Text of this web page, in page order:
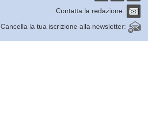
Contatta la redazione:
Cancella la tua iscrizione alla newsletter: